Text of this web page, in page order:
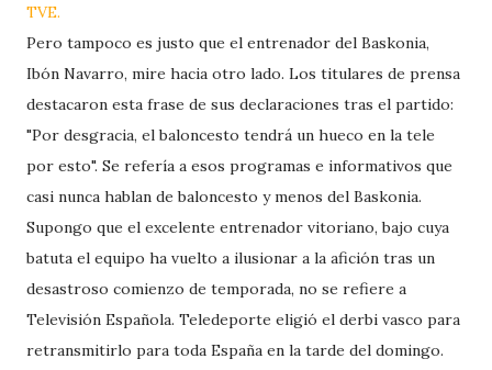
TVE.
Pero tampoco es justo que el entrenador del Baskonia,
Ibón Navarro, mire hacia otro lado. Los titulares de prensa
destacaron esta frase de sus declaraciones tras el partido:
"Por desgracia, el baloncesto tendrá un hueco en la tele
por esto". Se refería a esos programas e informativos que
casi nunca hablan de baloncesto y menos del Baskonia.
Supongo que el excelente entrenador vitoriano, bajo cuya
batuta el equipo ha vuelto a ilusionar a la afición tras un
desastroso comienzo de temporada, no se refiere a
Televisión Española. Teledeporte eligió el derbi vasco para
retransmitirlo para toda España en la tarde del domingo.